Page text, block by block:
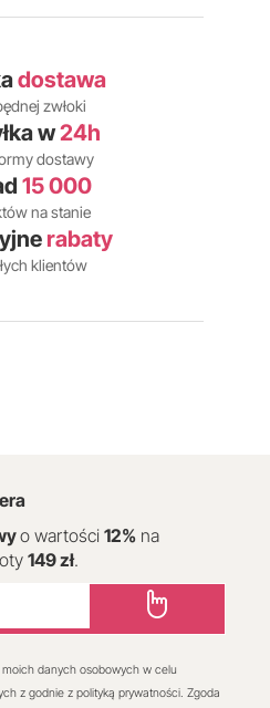
dostawa
zwłoki
w24h
dostawy
15 000
na stanie
rabaty
klientów
o wartości 12% na
149 zł.
danych osobowych w celu
z godnie z polityką prywatności. Zgoda